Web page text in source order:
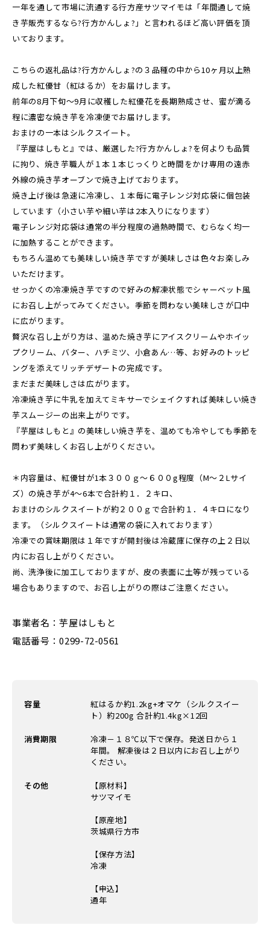
一年を通して市場に流通する行方産サツマイモは「年間通して焼
き芋販売するなら?行方かんしょ?」と言われるほど高い評価を頂
いております。
こちらの返礼品は?行方かんしょ?の３品種の中から10ヶ月以上熟
成した紅優甘（紅はるか）をお届けします。
前年の8月下旬～9月に収穫した紅優花を長期熟成させ、蜜が滴る
程に濃密な焼き芋を冷凍便でお届けします。
おまけの一本はシルクスイート。
『芋屋はしもと』では、厳選した?行方かんしょ?を何よりも品質
に拘り、焼き芋職人が１本１本じっくりと時間をかけ専用の遠赤
外線の焼き芋オーブンで焼き上げております。
焼き上げ後は急速に冷凍し、１本毎に電子レンジ対応袋に個包装
しています（小さい芋や細い芋は2本入りになります）
電子レンジ対応袋は通常の半分程度の過熱時間で、むらなく均一
に加熱することができます。
もちろん温めても美味しい焼き芋ですが美味しさは色々お楽しみ
いただけます。
せっかくの冷凍焼き芋ですので好みの解凍状態でシャーベット風
にお召し上がってみてください。季節を問わない美味しさが口中
に広がります。
贅沢な召し上がり方は、温めた焼き芋にアイスクリームやホイッ
プクリーム、バター、ハチミツ、小倉あん…等、お好みのトッピ
ングを添えてリッチデザートの完成です。
まだまだ美味しさは広がります。
冷凍焼き芋に牛乳を加えてミキサーでシェイクすれば美味しい焼き
芋スムージーの出来上がりです。
『芋屋はしもと』の美味しい焼き芋を、温めても冷やしても季節を
問わず美味しくお召し上がりください。
＊内容量は、紅優甘が1本３００ｇ～６００g程度（M～２Lサイ
ズ）の焼き芋が4～6本で合計約１．２キロ、
おまけのシルクスイートが約２００ｇで合計約１．４キロになり
ます。（シルクスイートは通常の袋に入れております）
冷凍での賞味期限は１年ですが開封後は冷蔵庫に保存の上２日以
内にお召し上がりください。
尚、洗浄後に加工しておりますが、皮の表面に土等が残っている
場合もありますので、お召し上がりの際はご注意ください。
事業者名：芋屋はしもと
電話番号：0299-72-0561
容量
紅はるか約1.2kg+オマケ（シルクスイー
ト）約200g 合計約1.4kg×12回
消費期限
冷凍－１８℃以下で保存。発送日から１
年間。 解凍後は２日以内にお召し上がり
ください。
その他
【原材料】
サツマイモ
【原産地】
茨城県行方市
【保存方法】
冷凍
【申込】
通年